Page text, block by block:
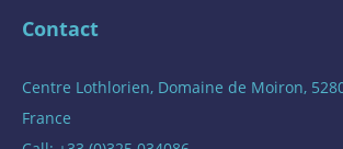
Contact
Centre Lothlorien, Domaine de Moiron,
France